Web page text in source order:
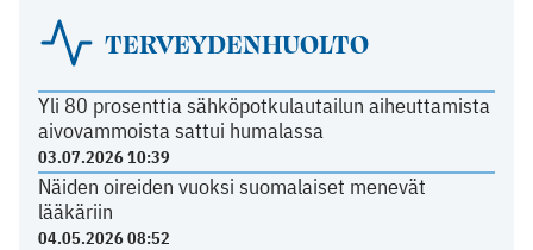
TERVEYDENHUOLTO
Yli 80 prosenttia sähköpotkulautailun aiheuttamista
aivovammoista sattui humalassa
03.07.2026 10:39
Näiden oireiden vuoksi suomalaiset menevät
lääkäriin
04.05.2026 08:52